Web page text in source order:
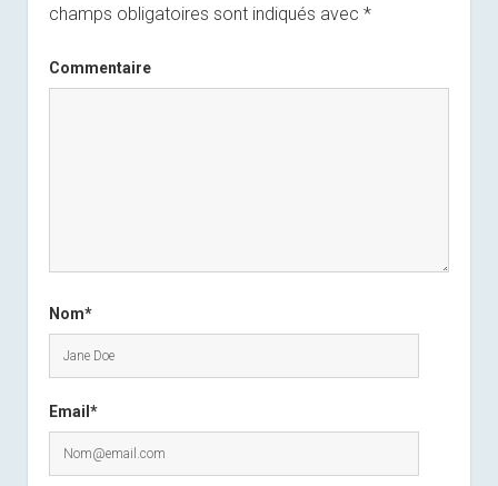
champs obligatoires sont indiqués avec *
Commentaire
Nom*
Email*